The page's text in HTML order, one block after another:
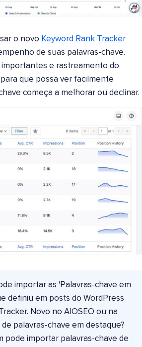
o novo Keyword Rank Tracker
de suas palavras-chave.
e rastreamento do
que possa ver facilmente
começa a melhorar ou declinar.
importar as 'Palavras-chave em
definiu em posts do WordPress
Novo no AIOSEO ou na
palavras-chave em destaque?
pode importar palavras-chave de